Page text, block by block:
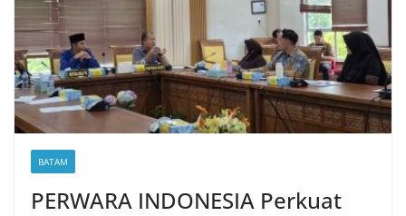
BATAM
PERWARA INDONESIA Perkuat